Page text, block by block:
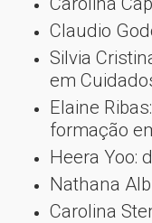
Claudio
Silvia
em
Elaine
formação
Heera Yoo:
Nathana
Carolina